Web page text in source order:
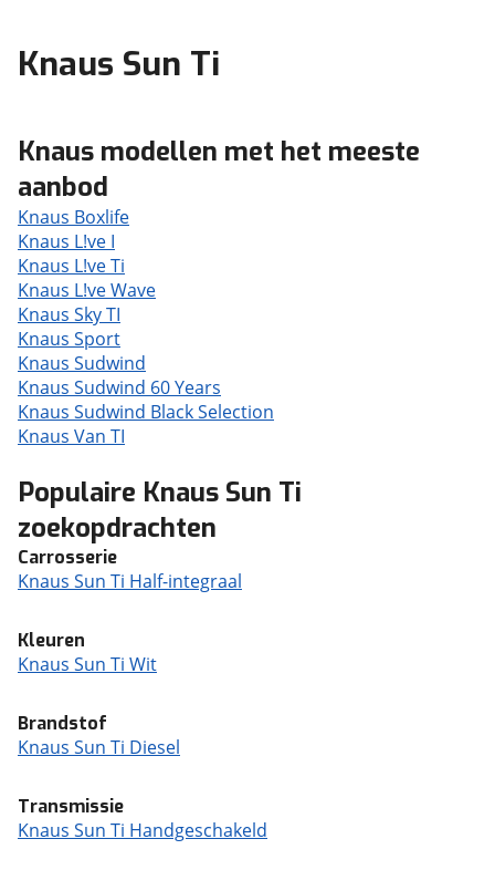
Knaus Sun Ti
Knaus modellen met het meeste
aanbod
Knaus Boxlife
Knaus L!ve I
Knaus L!ve Ti
Knaus L!ve Wave
Knaus Sky TI
Knaus Sport
Knaus Sudwind
Knaus Sudwind 60 Years
Knaus Sudwind Black Selection
Knaus Van TI
Populaire Knaus Sun Ti
zoekopdrachten
Carrosserie
Knaus Sun Ti Half-integraal
Kleuren
Knaus Sun Ti Wit
Brandstof
Knaus Sun Ti Diesel
Transmissie
Knaus Sun Ti Handgeschakeld